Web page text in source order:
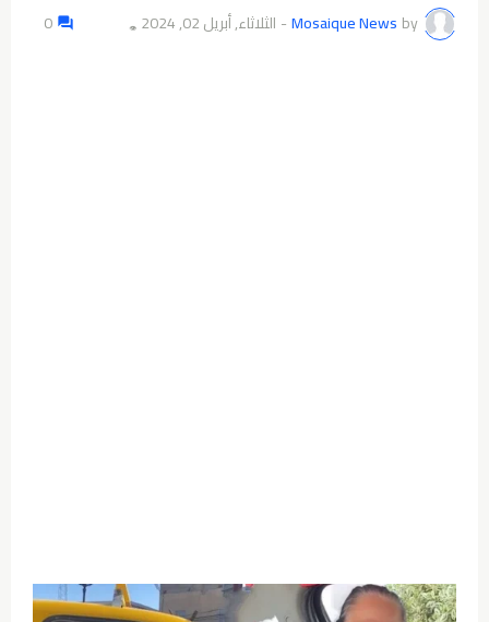
by
Mosaique News
- الثلاثاء, أبريل 02, 2024 👁️
0